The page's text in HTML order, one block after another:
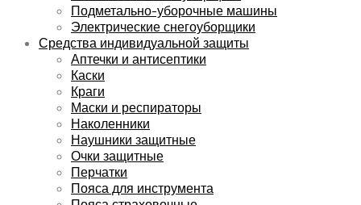
Подметально-уборочные машины
Электрические снегоуборщики
Средства индивидуальной защиты
Аптечки и антисептики
Каски
Краги
Маски и респираторы
Наколенники
Наушники защитные
Очки защитные
Перчатки
Пояса для инструмента